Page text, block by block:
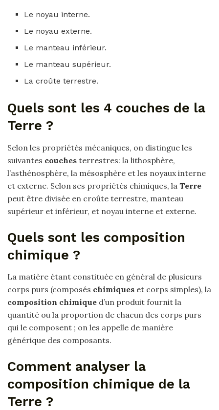
Le noyau interne.
Le noyau externe.
Le manteau inférieur.
Le manteau supérieur.
La croûte terrestre.
Quels sont les 4 couches de la
Terre ?
Selon les propriétés mécaniques, on distingue les
suivantes couches terrestres: la lithosphère,
l’asthénosphère, la mésosphère et les noyaux interne
et externe. Selon ses propriétés chimiques, la Terre
peut être divisée en croûte terrestre, manteau
supérieur et inférieur, et noyau interne et externe.
Quels sont les composition
chimique ?
La matière étant constituée en général de plusieurs
corps purs (composés chimiques et corps simples), la
composition chimique d’un produit fournit la
quantité ou la proportion de chacun des corps purs
qui le composent ; on les appelle de manière
générique des composants.
Comment analyser la
composition chimique de la
Terre ?